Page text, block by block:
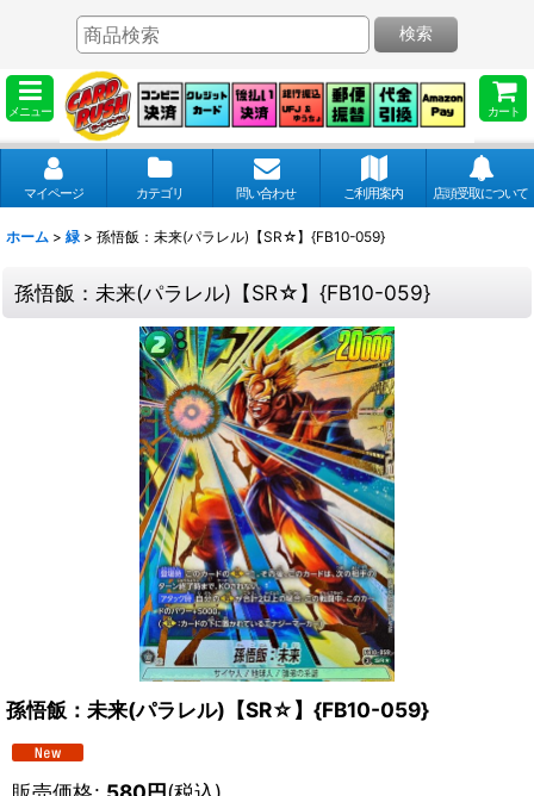
メニュー カート
検索
マイページ カテゴリ 問い合わせ ご利用案内 店頭受取について
ホーム > 緑 > 孫悟飯：未来(パラレル)【SR☆】{FB10-059}
孫悟飯：未来(パラレル)【SR☆】{FB10-059}
孫悟飯：未来(パラレル)【SR☆】{FB10-059}